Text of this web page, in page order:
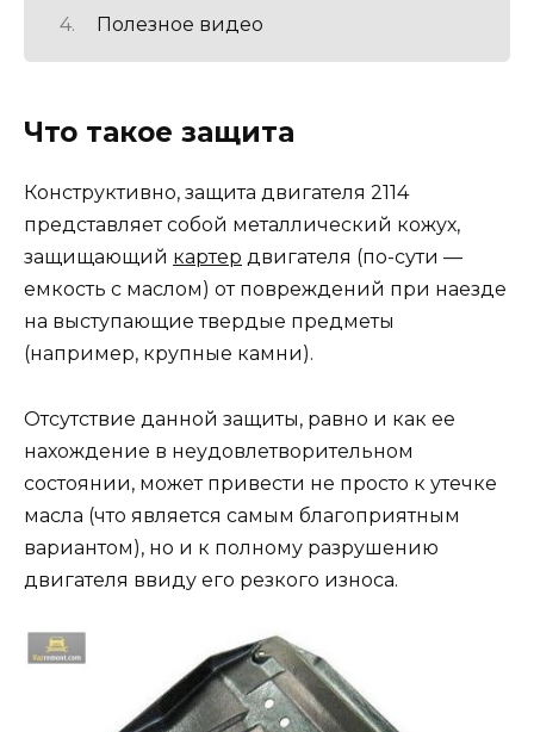
Полезное видео
Что такое защита
Конструктивно, защита двигателя 2114
представляет собой металлический кожух,
защищающий картер двигателя (по-сути —
емкость с маслом) от повреждений при наезде
на выступающие твердые предметы
(например, крупные камни).
Отсутствие данной защиты, равно и как ее
нахождение в неудовлетворительном
состоянии, может привести не просто к утечке
масла (что является самым благоприятным
вариантом), но и к полному разрушению
двигателя ввиду его резкого износа.